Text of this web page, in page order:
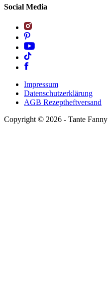
Social Media
Impressum
Datenschutzerklärung
AGB Rezeptheftversand
Copyright © 2026 - Tante Fanny